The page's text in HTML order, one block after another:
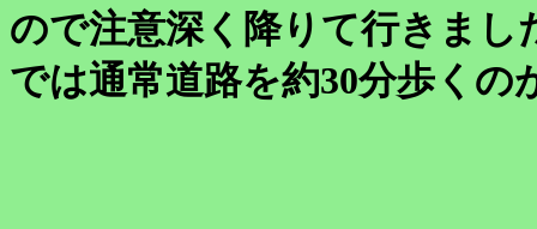
ので注意深く降りて行きまし
では通常道路を約30分歩くの